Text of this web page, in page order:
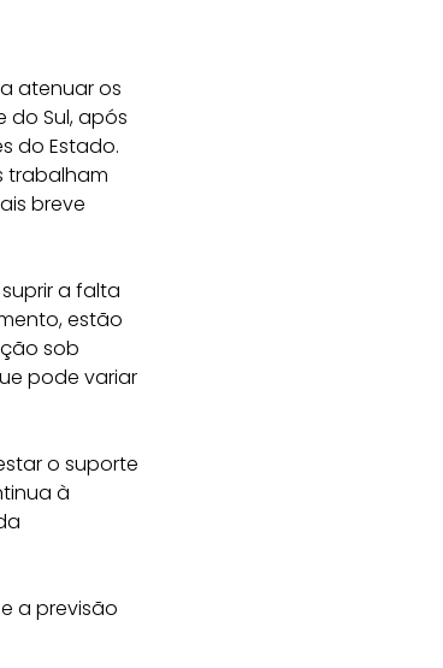
atenuar os
Sul, após
do Estado.
trabalham
breve
a falta
estão
sob
pode variar
o suporte
à
a previsão